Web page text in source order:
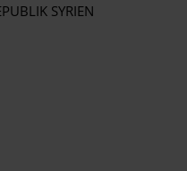
SYRIEN